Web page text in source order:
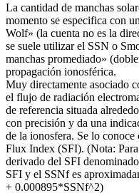
La cantidad de manchas
momento se especifica con
Wolf» (la cuenta no es la
se suele utilizar el SSN o
manchas promediado»
propagación ionosférica.
Muy directamente asociado
el flujo de radiación
de referencia situada
con precisión y da una
de la ionosfera. Se lo
Flux Index (SFI). (Nota:
derivado del SFI
SFI y el SSNf es
+ 0.000895*SSNf^2)